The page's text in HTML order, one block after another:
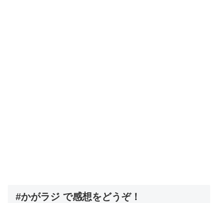
#かがラジ で感想をどうぞ！